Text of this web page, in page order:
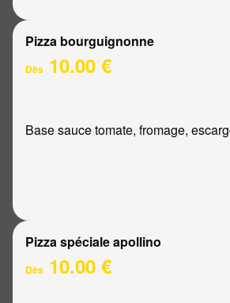
Pizza bourguignonne
Dès 10.00 €
Base sauce tomate, fromage,
Pizza spéciale apollino
Dès 10.00 €